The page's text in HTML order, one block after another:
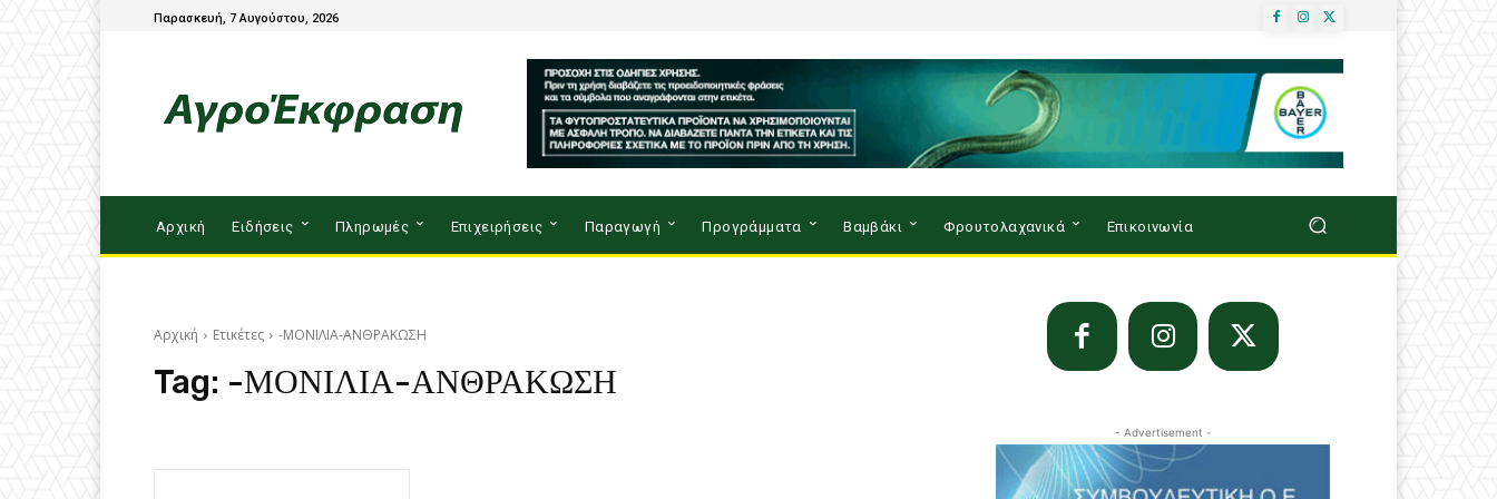
Παρασκευή, 7 Αυγούστου, 2026
Αρχική Ειδήσεις Πληρωμές Επιχειρήσεις Παραγωγή Προγράμματα Βαμβάκι Φρουτολαχανικά Επικοινωνία
Αρχική Ετικέτες -ΜΟΝΙΛΙΑ-ΑΝΘΡΑΚΩΣΗ
Tag: -ΜΟΝΙΛΙΑ-ΑΝΘΡΑΚΩΣΗ
- Advertisement -